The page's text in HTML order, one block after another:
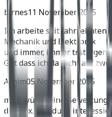
birnes11 November 2025
Ich arbeite seit Jahrzehnten
Mechanik und Elektronik
und immer, immer trat
Gut dass ich da nicht auf
Achim05 November 2025
mich würde eine Bewertung
die max. Zuladung